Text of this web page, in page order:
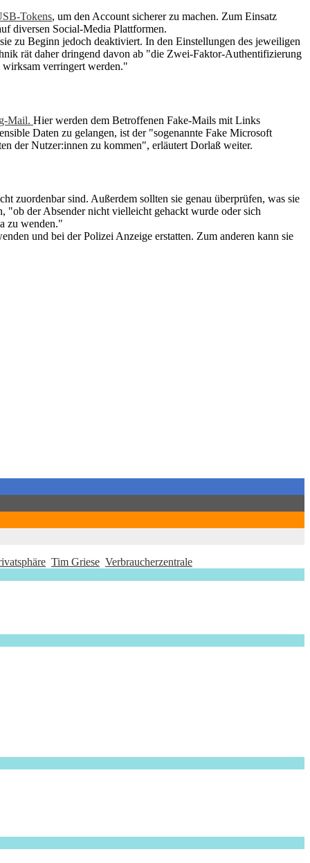
Tokens, um den Account sicherer zu machen. Zum Einsatz
diversen Social-Media Plattformen.
zu Beginn jedoch deaktiviert. In den Einstellungen des jeweiligen
rät daher dringend davon ab "die Zwei-Faktor-Authentifizierung
verringert werden."
Mail. Hier werden dem Betroffenen Fake-Mails mit Links
Daten zu gelangen, ist der "sogenannte Fake Microsoft
der Nutzer:innen zu kommen", erläutert Dorlaß weiter.
zuordenbar sind. Außerdem sollten sie genau überprüfen, was sie
"ob der Absender nicht vielleicht gehackt wurde oder sich
zu wenden."
und bei der Polizei Anzeige erstatten. Zum anderen kann sie
Tim Griese Verbraucherzentrale